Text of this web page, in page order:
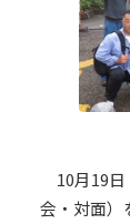
10月19日
会・対面）